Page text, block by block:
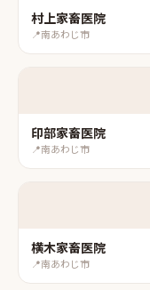
村上家畜医院
📍南あわじ市
印部家畜医院
📍南あわじ市
横木家畜医院
📍南あわじ市